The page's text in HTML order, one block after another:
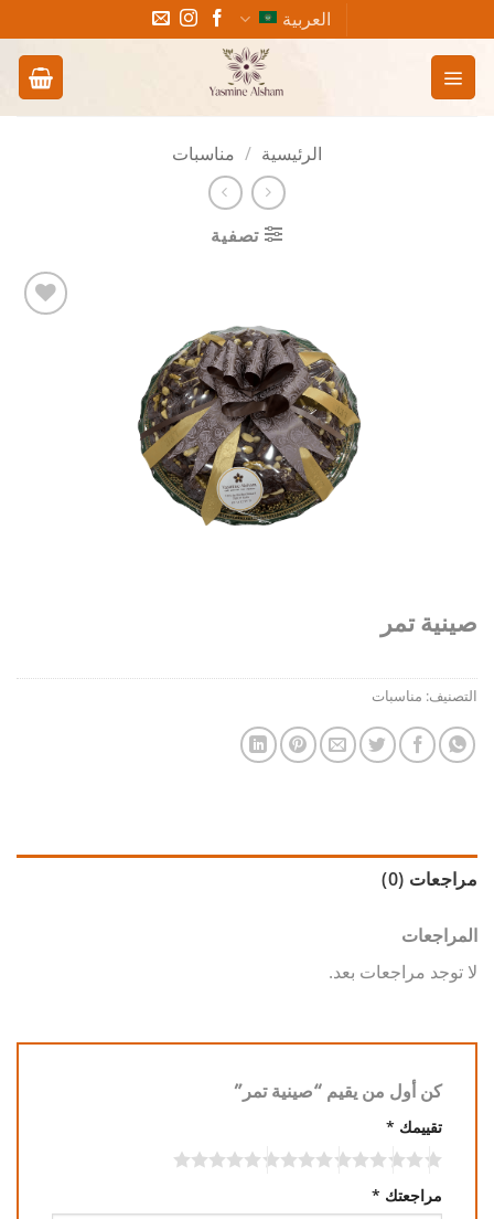
للمحتوى
العربية
الرئيسية / مناسبات
تصفية
صينية تمر
التصنيف: مناسبات
مراجعات (0)
المراجعات
لا توجد مراجعات بعد.
كن أول من يقيم “صينية تمر”
تقييمك *
مراجعتك *